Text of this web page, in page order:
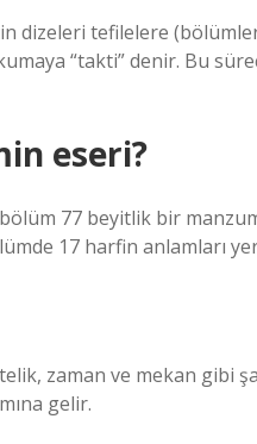
dizeleri tefilelere
“takti” denir. Bu
eseri?
77 beyitlik bir
17 harfin anlamları
zaman ve mekan gibi
gelir.